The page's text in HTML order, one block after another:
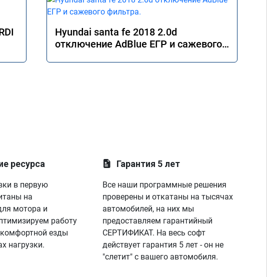
Hyundai santa fe 2018 2.0d
отключение AdBlue ЕГР и сажевого
ресурса
в первую
на
мотора и
работу
езды
нагрузки.
Гарантия 5 лет
Все наши программные решения
проверены и откатаны на тысячах
автомобилей, на них мы
предоставляем гарантийный
СЕРТИФИКАТ. На весь софт
действует гарантия 5 лет - он не
"слетит" с вашего автомобиля.